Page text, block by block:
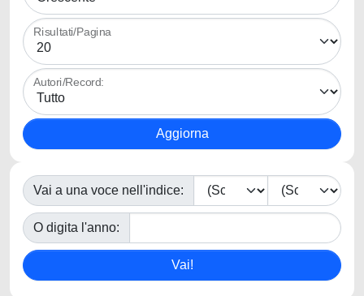
Risultati/Pagina
Autori/Record:
Vai a una voce nell'indice:
O digita l'anno: